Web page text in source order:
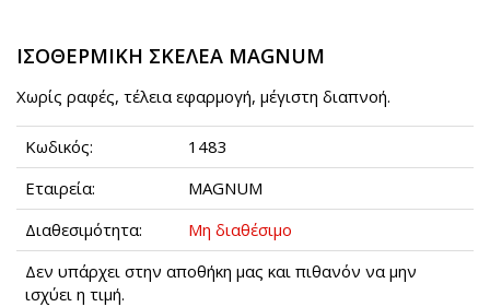
ΙΣΟΘΕΡΜΙΚΗ ΣΚΕΛΕΑ MAGNUM
Χωρίς ραφές, τέλεια εφαρμογή, μέγιστη διαπνοή.
Κωδικός:
1483
Εταιρεία:
MAGNUM
Διαθεσιμότητα:
Μη διαθέσιμο
Δεν υπάρχει στην αποθήκη μας και πιθανόν να μην
ισχύει η τιμή.